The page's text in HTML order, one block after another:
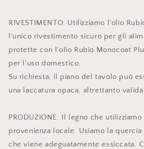
RIVESTIMENTO: Utilizziamo l'olio
l'unico rivestimento sicuro per gli
protette con l'olio Rubio Monocoat
per l'uso domestico.
Su richiesta, il piano del tavolo può
una laccatura opaca, altrettanto
PRODUZIONE: Il legno che
provenienza locale. Usiamo la
che viene adeguatamente essiccata.